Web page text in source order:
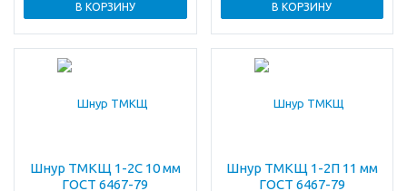
В КОРЗИНУ В КОРЗИНУ
Шнур ТМКЩ 1-2С 10 мм
ГОСТ 6467-79
Шнур ТМКЩ 1-2П 11 мм
ГОСТ 6467-79